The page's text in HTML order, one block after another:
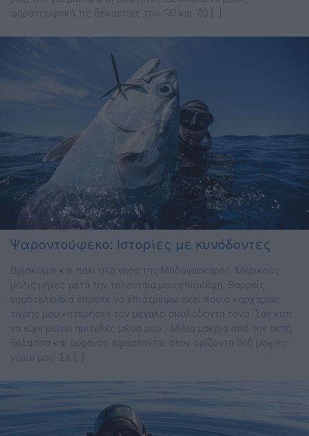
ψαροτουφεκά τις δεκαετίες του ‘90 και ’00 […]
Ψαροντούφεκο: Ιστορίες με κυνόδοντες
Βρίσκομαι και πάλι στα νερά της Μαδαγασκάρης. Μερικούς
μόλις μήνες μετά την τελευταία μου επίσκεψη. Θαρρείς
νομοτελειακά έπρεπε να επιστρέψω εκεί που ο καρχαρίας
τίγρης μου «στέρησε» τον μεγάλο σκυλόδοντα τόνο. Σαν κάτι
να είχε μείνει ημιτελές μέσα μου… Μίλια μακριά από την ακτή,
θάλασσα και ουρανός εφάπτονται στον ορίζοντα 360 μοίρες
γύρω μου. Σε […]